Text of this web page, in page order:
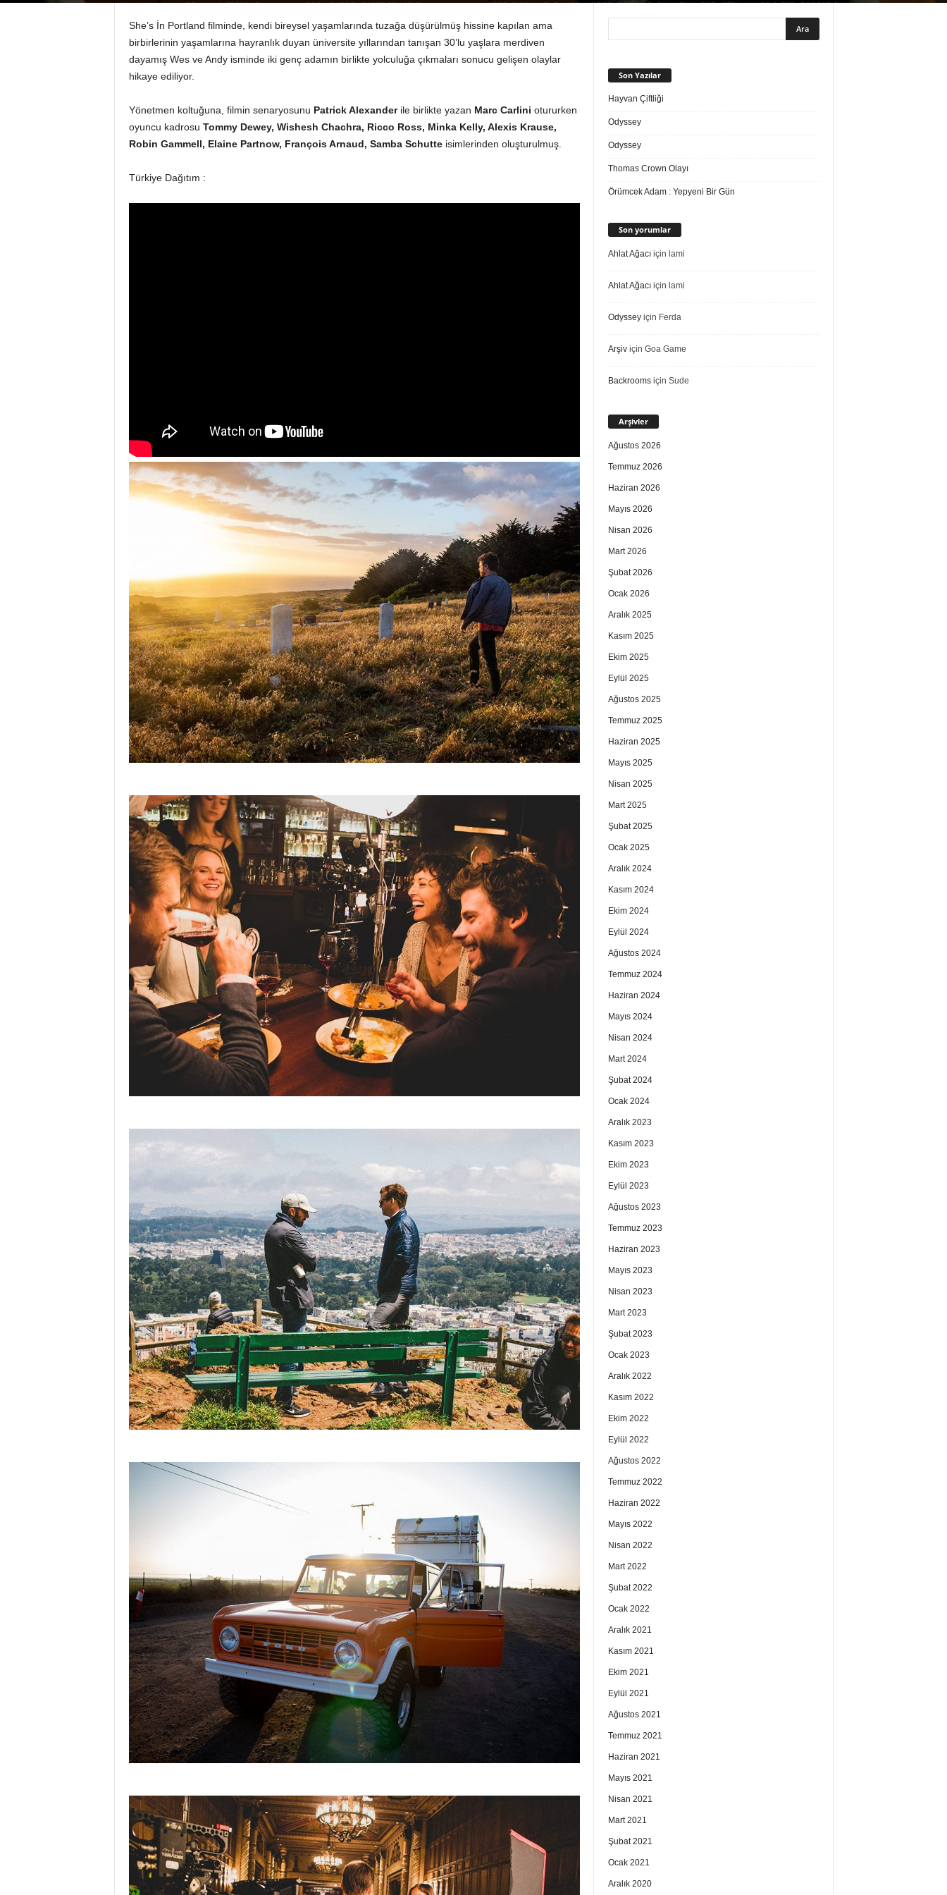
She’s İn Portland filminde, kendi bireysel yaşamlarında tuzağa düşürülmüş hissine kapılan ama
birbirlerinin yaşamlarına hayranlık duyan üniversite yıllarından tanışan 30’lu yaşlara merdiven
dayamış Wes ve Andy isminde iki genç adamın birlikte yolculuğa çıkmaları sonucu gelişen olaylar
hikaye ediliyor.
Yönetmen koltuğuna, filmin senaryosunu Patrick Alexander ile birlikte yazan Marc Carlini otururken
oyuncu kadrosu Tommy Dewey, Wishesh Chachra, Ricco Ross, Minka Kelly, Alexis Krause,
Robin Gammell, Elaine Partnow, François Arnaud, Samba Schutte isimlerinden oluşturulmuş.
Türkiye Dağıtım :
Son Yazılar
Hayvan Çiftliği
Odyssey
Odyssey
Thomas Crown Olayı
Örümcek Adam : Yepyeni Bir Gün
Son yorumlar
Ahlat Ağacıiçin lami
Ahlat Ağacıiçin lami
Odysseyiçin Ferda
Arşiviçin Goa Game
Backroomsiçin Sude
Arşivler
Ağustos 2026
Temmuz 2026
Haziran 2026
Mayıs 2026
Nisan 2026
Mart 2026
Şubat 2026
Ocak 2026
Aralık 2025
Kasım 2025
Ekim 2025
Eylül 2025
Ağustos 2025
Temmuz 2025
Haziran 2025
Mayıs 2025
Nisan 2025
Mart 2025
Şubat 2025
Ocak 2025
Aralık 2024
Kasım 2024
Ekim 2024
Eylül 2024
Ağustos 2024
Temmuz 2024
Haziran 2024
Mayıs 2024
Nisan 2024
Mart 2024
Şubat 2024
Ocak 2024
Aralık 2023
Kasım 2023
Ekim 2023
Eylül 2023
Ağustos 2023
Temmuz 2023
Haziran 2023
Mayıs 2023
Nisan 2023
Mart 2023
Şubat 2023
Ocak 2023
Aralık 2022
Kasım 2022
Ekim 2022
Eylül 2022
Ağustos 2022
Temmuz 2022
Haziran 2022
Mayıs 2022
Nisan 2022
Mart 2022
Şubat 2022
Ocak 2022
Aralık 2021
Kasım 2021
Ekim 2021
Eylül 2021
Ağustos 2021
Temmuz 2021
Haziran 2021
Mayıs 2021
Nisan 2021
Mart 2021
Şubat 2021
Ocak 2021
Aralık 2020